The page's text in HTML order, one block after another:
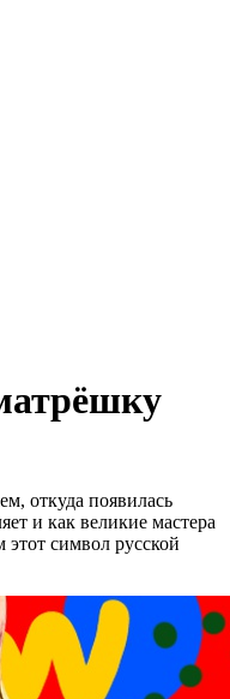
откуда появилась
и как великие мастера
этот символ русской